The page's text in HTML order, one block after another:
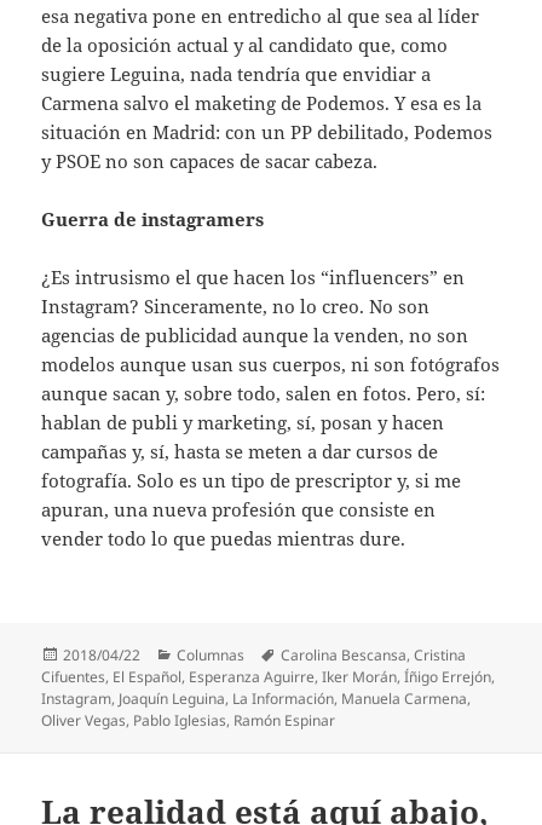
esa negativa pone en entredicho al que sea al líder
de la oposición actual y al candidato que, como
sugiere Leguina, nada tendría que envidiar a
Carmena salvo el maketing de Podemos. Y esa es la
situación en Madrid: con un PP debilitado, Podemos
y PSOE no son capaces de sacar cabeza.
Guerra de instagramers
¿Es intrusismo el que hacen los “influencers” en
Instagram? Sinceramente, no lo creo. No son
agencias de publicidad aunque la venden, no son
modelos aunque usan sus cuerpos, ni son fotógrafos
aunque sacan y, sobre todo, salen en fotos. Pero, sí:
hablan de publi y marketing, sí, posan y hacen
campañas y, sí, hasta se meten a dar cursos de
fotografía. Solo es un tipo de prescriptor y, si me
apuran, una nueva profesión que consiste en
vender todo lo que puedas mientras dure.
Publicado
el
2018/04/22 Categorías
Columnas Etiquetas
Carolina Bescansa,Cristina
Cifuentes, El Español, Esperanza Aguirre,Iker Morán,Íñigo Errejón,
Instagram, Joaquín Leguina, La Información, Manuela Carmena,
Oliver Vegas, Pablo Iglesias, Ramón Espinar
La realidad está aquí abajo,